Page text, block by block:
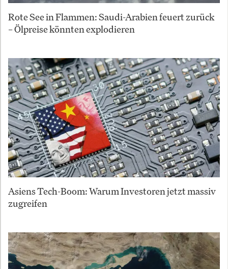
Rote See in Flammen: Saudi-Arabien feuert zurück
– Ölpreise könnten explodieren
Asiens Tech-Boom: Warum Investoren jetzt massiv
zugreifen